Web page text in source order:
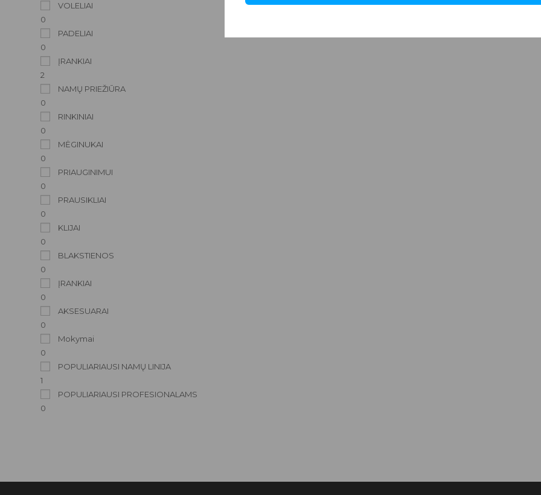
VOLELIAI
0
PADELIAI
0
ĮRANKIAI
2
NAMŲ PRIEŽIŪRA
0
RINKINIAI
0
MĖGINUKAI
0
PRIAUGINIMUI
0
PRAUSIKLIAI
0
KLIJAI
0
BLAKSTIENOS
0
ĮRANKIAI
0
AKSESUARAI
0
Mokymai
0
POPULIARIAUSI NAMŲ LINIJA
1
POPULIARIAUSI PROFESIONALAMS
0